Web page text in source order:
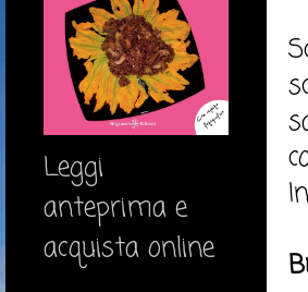
Leggi
anteprima e
acquista online